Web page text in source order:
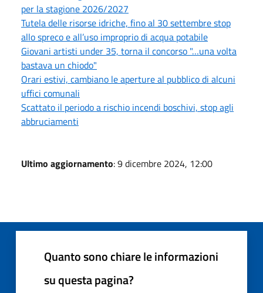
per la stagione 2026/2027
Tutela delle risorse idriche, fino al 30 settembre stop
allo spreco e all’uso improprio di acqua potabile
Giovani artisti under 35, torna il concorso "…una volta
bastava un chiodo"
Orari estivi, cambiano le aperture al pubblico di alcuni
uffici comunali
Scattato il periodo a rischio incendi boschivi, stop agli
abbruciamenti
Ultimo aggiornamento: 9 dicembre 2024, 12:00
Quanto sono chiare le informazioni
su questa pagina?